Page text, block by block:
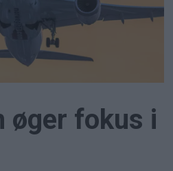
øger fokus i